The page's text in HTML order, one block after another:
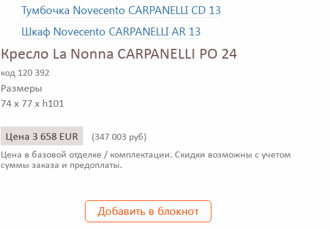
Тумбочка Novecento CARPANELLI CD 13
Шкаф Novecento CARPANELLI AR 13
Кресло La Nonna CARPANELLI PO 24
код 120 392
Размеры
74 x 77 x h101
Цена 3 658 EUR (347 003 руб)
Цена в базовой отделке / комплектации. Скидки возможны с учетом
суммы заказа и предоплаты.
Добавить в блокнот